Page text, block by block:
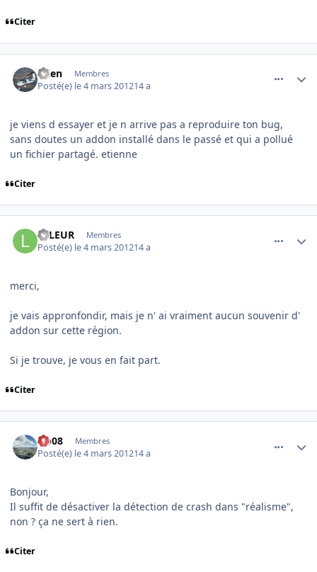
Citer
etien Membres
Posté(e) le 4 mars 201214 a
je viens d essayer et je n arrive pas a reproduire ton bug,
sans doutes un addon installé dans le passé et qui a pollué
un fichier partagé. etienne
Citer
LFLEUR Membres
Posté(e) le 4 mars 201214 a
merci,
je vais appronfondir, mais je n' ai vraiment aucun souvenir d'
addon sur cette région.
Si je trouve, je vous en fait part.
Citer
clo08 Membres
Posté(e) le 4 mars 201214 a
Bonjour,
Il suffit de désactiver la détection de crash dans "réalisme",
non ? ça ne sert à rien.
Citer